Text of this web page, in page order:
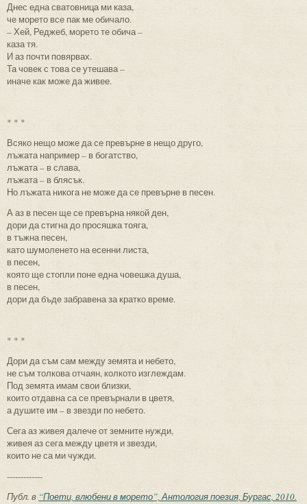
Днес една сватовница ми каза,
че морето все пак ме обичало.
– Хей, Реджеб, морето те обича –
каза тя.
И аз почти повярвах.
Та човек с това се утешава –
иначе как може да живее.
* * *
Всяко нещо може да се превърне в нещо друго,
лъжата например – в богатство,
лъжата – в слава,
лъжата – в блясък.
Но лъжата никога не може да се превърне в песен.
А аз в песен ще се превърна някой ден,
дори да стигна до просяшка тояга,
в тъжна песен,
като шумоленето на есенни листа,
в песен,
която ще стопли поне една човешка душа,
в песен,
дори да бъде забравена за кратко време.
* * *
Дори да съм сам между земята и небето,
не съм толкова отчаян, колкото изглеждам.
Под земята имам свои близки,
които отдавна са се превърнали в цветя,
а душите им – в звезди по небето.
Сега аз живея далече от земните нужди,
живея аз сега между цветя и звезди,
които не са ми чужди.
-------------
Публ. в “Поети, влюбени в морето”, Антология поезия, Бургас, 2010.